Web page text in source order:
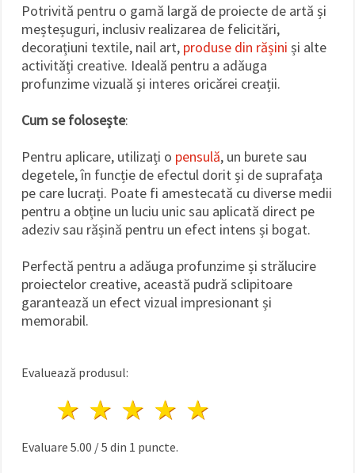
Potrivită pentru o gamă largă de proiecte de artă și
meșteșuguri, inclusiv realizarea de felicitări,
decorațiuni textile, nail art, produse din rășini și alte
activități creative. Ideală pentru a adăuga
profunzime vizuală și interes oricărei creații.
Cum se folosește:
Pentru aplicare, utilizați o pensulă, un burete sau
degetele, în funcție de efectul dorit și de suprafața
pe care lucrați. Poate fi amestecată cu diverse medii
pentru a obține un luciu unic sau aplicată direct pe
adeziv sau rășină pentru un efect intens și bogat.
Perfectă pentru a adăuga profunzime și strălucire
proiectelor creative, această pudră sclipitoare
garantează un efect vizual impresionant și
memorabil.
Evaluează produsul:
4 stele
3 stele
2 stele
1 stea
Evaluare 5.00 /5 din 1 puncte.